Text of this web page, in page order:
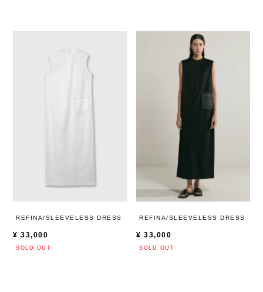
REFINA/SLEEVELESS DRESS
¥ 33,000
REFINA/SLEEVELESS DRESS
¥ 33,000